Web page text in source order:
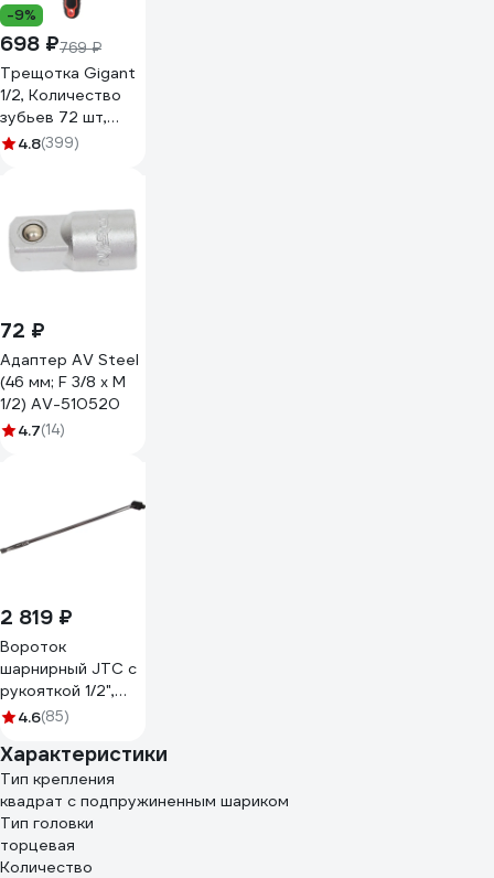
-9%
698 ₽769 ₽
Трещотка Gigant
1/2, Количество
зубьев 72 шт,
Сталь Cr-V, Длина
4.8(399)
72 ₽
Адаптер AV Steel
(46 мм; F 3/8 х M
1/2) AV-510520
4.7(14)
2 819 ₽
Вороток
шарнирный JTC с
рукояткой 1/2",
длина 610 мм,
4.6(85)
Характеристики
Тип крепления
квадрат с подпружиненным шариком
Тип головки
торцевая
Количество